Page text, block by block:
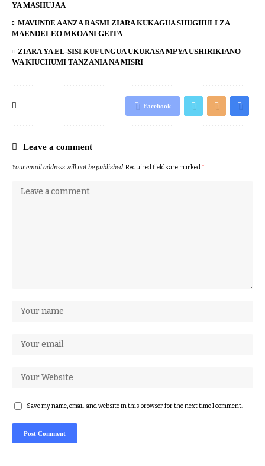
YA MASHUJAA
MAVUNDE AANZA RASMI ZIARA KUKAGUA SHUGHULI ZA
MAENDELEO MKOANI GEITA
ZIARA YA EL-SISI KUFUNGUA UKURASA MPYA USHIRIKIANO
WA KIUCHUMI TANZANIA NA MISRI
Facebook
Leave a comment
Your email address will not be published.Required fields are marked*
Save my name, email, and website in this browser for the next time I comment.